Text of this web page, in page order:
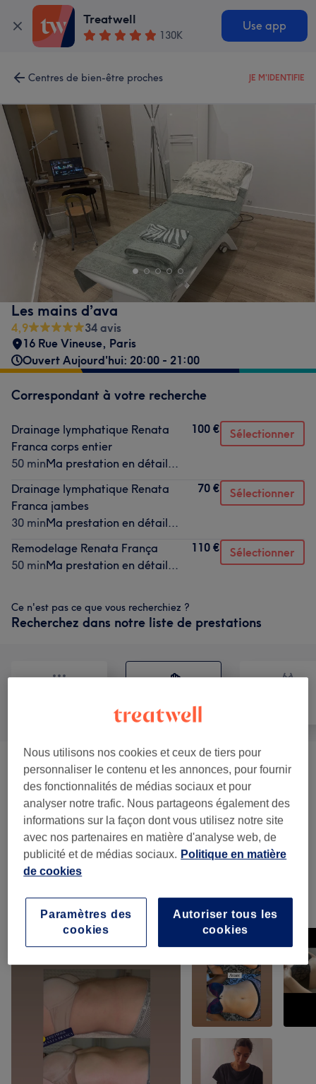
Treatwell
130K
Use app
Centres de bien-être proches JE M'IDENTIFIE
Les mains d’ava
4,9
34 avis
16 Rue Vineuse, Paris
Ouvert Aujourd'hui: 20:00 - 21:00
Correspondant à votre recherche
Drainage lymphatique Renata
Franca corps entier
50 minMa prestation en détail...
100 € Sélectionner
Drainage lymphatique Renata
Franca jambes
30 minMa prestation en détail...
70 € Sélectionner
Remodelage Renata França
50 minMa prestation en détail...
110 € Sélectionner
Ce n'est pas ce que vous recherchiez ?
Recherchez dans notre liste de prestations
Réflexologie Et Massage
Lymphatique (2)
à partir de 70 €
Perte De Poids Et Anti-cellulite (1) à partir de 70 €
Massage Classique (2) à partir de 80 €
Notre travail
Appuyez sur l'image pour voir plus de détails
Nous utilisons nos cookies et ceux de tiers pour
personnaliser le contenu et les annonces, pour fournir
des fonctionnalités de médias sociaux et pour
analyser notre trafic. Nous partageons également des
informations sur la façon dont vous utilisez notre site
avec nos partenaires en matière d'analyse web, de
publicité et de médias sociaux. Politique en matière
de cookies
Autoriser tous les
cookies
Paramètres des
cookies